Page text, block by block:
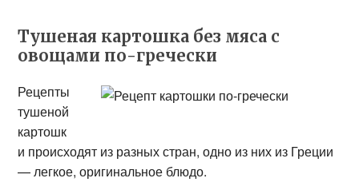
Тушеная картошка без мяса с
овощами по-гречески
Рецепты
тушеной
картошк
и происходят из разных стран, одно из них из Греции
— легкое, оригинальное блюдо.